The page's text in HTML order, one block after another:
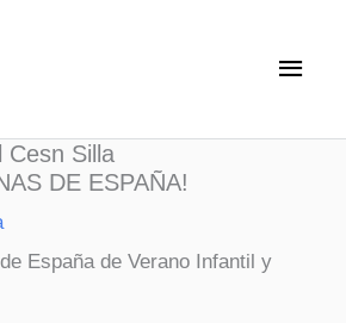
Cesn Silla
DE ESPAÑA!
España de Verano Infantil y